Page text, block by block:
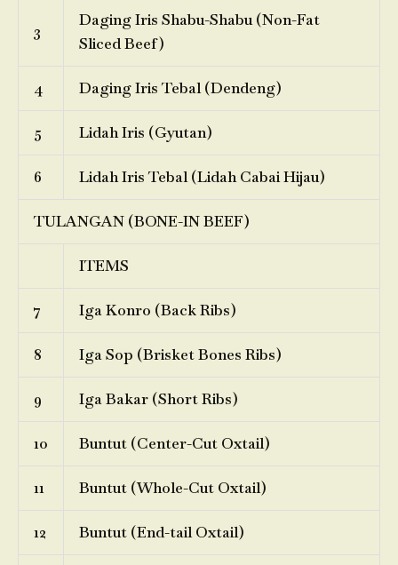
3
Daging Iris Shabu-Shabu (Non-Fat
Sliced Beef)
4 Daging Iris Tebal (Dendeng)
5 Lidah Iris (Gyutan)
6 Lidah Iris Tebal (Lidah Cabai Hijau)
TULANGAN (BONE-IN BEEF)
ITEMS
7 Iga Konro (Back Ribs)
8 Iga Sop (Brisket Bones Ribs)
9 Iga Bakar (Short Ribs)
10 Buntut (Center-Cut Oxtail)
11 Buntut (Whole-Cut Oxtail)
12 Buntut (End-tail Oxtail)